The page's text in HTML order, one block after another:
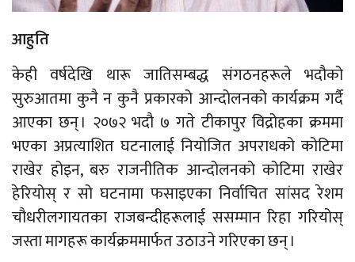
आहुति
केही वर्षदेखि थारू जातिसम्बद्ध संगठनहरूले भदौको
सुरुआतमा कुनै न कुनै प्रकारको आन्दोलनको कार्यक्रम गर्दै
आएका छन् । २०७२ भदौ ७ गते टीकापुर विद्रोहका क्रममा
भएका अप्रत्याशित घटनालाई नियोजित अपराधको कोटिमा
राखेर होइन, बरु राजनीतिक आन्दोलनको कोटिमा राखेर
हेरियोस् र सो घटनामा फसाइएका निर्वाचित सांसद रेशम
चौधरीलगायतका राजबन्दीहरूलाई ससम्मान रिहा गरियोस्
जस्ता मागहरू कार्यक्रममार्फत उठाउने गरिएका छन् ।